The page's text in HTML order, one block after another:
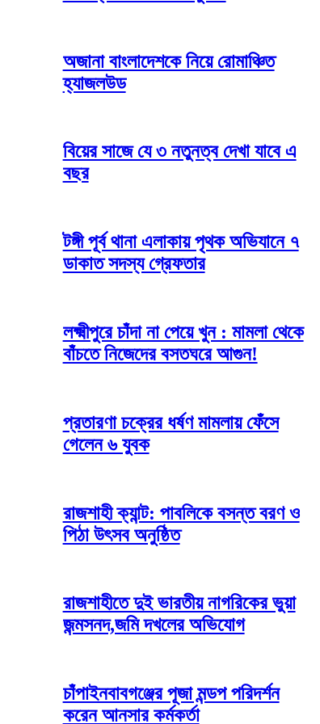
অজানা বাংলাদেশকে নিয়ে রোমাঞ্চিত
হ্যাজলউড
বিয়ের সাজে যে ৩ নতুনত্ব দেখা যাবে এ
বছর
টঙ্গী পূর্ব থানা এলাকায় পৃথক অভিযানে ৭
ডাকাত সদস্য গ্রেফতার
লক্ষ্মীপুরে চাঁদা না পেয়ে খুন : মামলা থেকে
বাঁচতে নিজেদের বসতঘরে আগুন!
প্রতারণা চক্রের ধর্ষণ মামলায় ফেঁসে
গেলেন ৬ যুবক
রাজশাহী ক্যান্ট: পাবলিকে বসন্ত বরণ ও
পিঠা উৎসব অনুষ্ঠিত
রাজশাহীতে দুই ভারতীয় নাগরিকের ভুয়া
জন্মসনদ,জমি দখলের অভিযোগ
চাঁপাইনবাবগঞ্জের পূজা মন্ডপ পরিদর্শন
করেন আনসার কর্মকর্তা